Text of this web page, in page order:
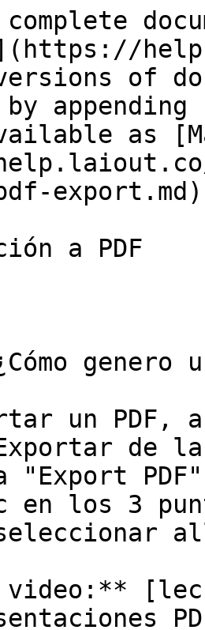
versions of
as
a PDF
genero
un PDF,
de
"Export
en los 3
video:**